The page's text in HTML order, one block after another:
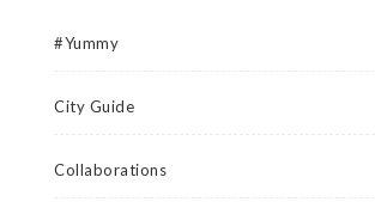
#Yummy
City Guide
Collaborations